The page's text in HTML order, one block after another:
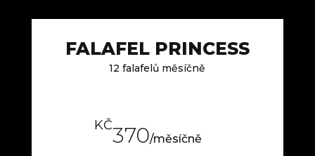
FALAFEL PRINCESS
12 falafelů měsíčně
KČ370/měsíčně